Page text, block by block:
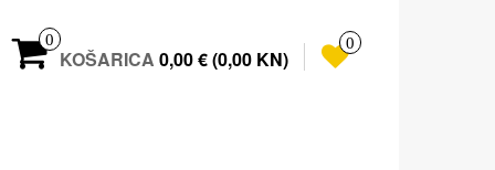
0
KOŠARICA 0,00 € (0,00 KN)
0